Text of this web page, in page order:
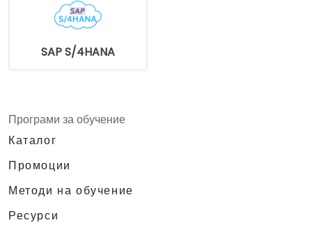
SAP S/4HANA
Програми за обучение
Каталог
Промоции
Методи на обучение
Ресурси